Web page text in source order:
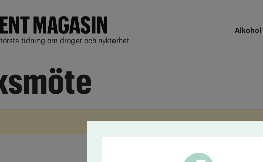
tidning om droger och nykterhet
Alkohol